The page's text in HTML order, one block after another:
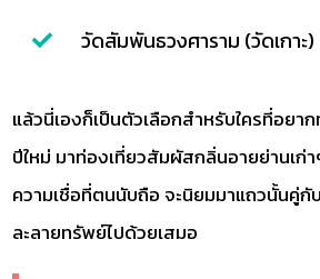
วัดสัมพันธวงศาราม (วัดเกาะ)
แล้วนี่เองก็เป็นตัวเลือกสำหรับใครที่อยา
ปีใหม่ มาท่องเที่ยวสัมผัสกลิ่นอายย่านเก่
ความเชื่อที่ตนนับถือ จะนิยมมาแถวนั้นคู่
ละลายทรัพย์ไปด้วยเสมอ